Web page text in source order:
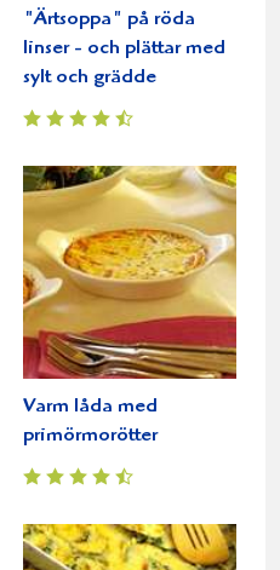
"Ärtsoppa" på röda
linser - och plättar med
sylt och grädde
Varm låda med
primörmorötter